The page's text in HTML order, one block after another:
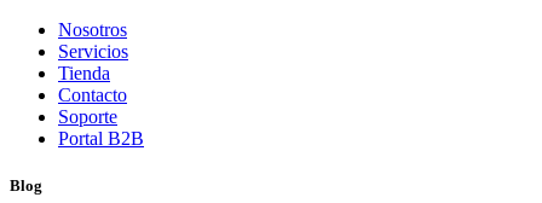
Nosotros
Servicios
Tienda
Contacto
Soporte
Portal B2B
Blog